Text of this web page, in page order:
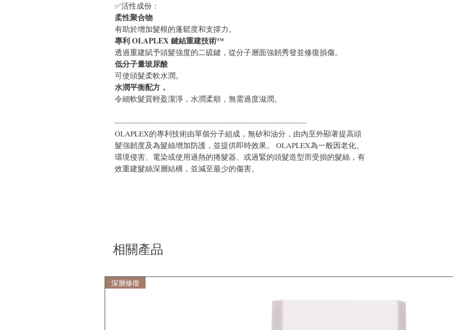
✅活性成份：
柔性聚合物
有助於增加髮根的蓬鬆度和支撐力。
專利 OLAPLEX 鍵結重建技術™
透過重建賦予頭髮強度的二硫鍵，從分子層面強韌秀發並修復損傷。
低分子量玻尿酸
可使頭髮柔軟水潤。
水潤平衡配方，
令細軟髮質輕盈潔淨，水潤柔順，無需過度滋潤。
----------------------------------------------------------------------------
OLAPLEX的專利技術由單個分子組成，無矽和油分，由內至外顯著提高頭
髮強韌度及為髮絲增加防護，並提供即時效果。 OLAPLEX為一般因老化、
環境侵害、電染或使用過熱的捲髮器、或過緊的頭髮造型而受損的髮絲，有
效重建髮絲深層結構，並減至最少的傷害。
相關產品
深層修復